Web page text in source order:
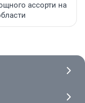
ассорти на